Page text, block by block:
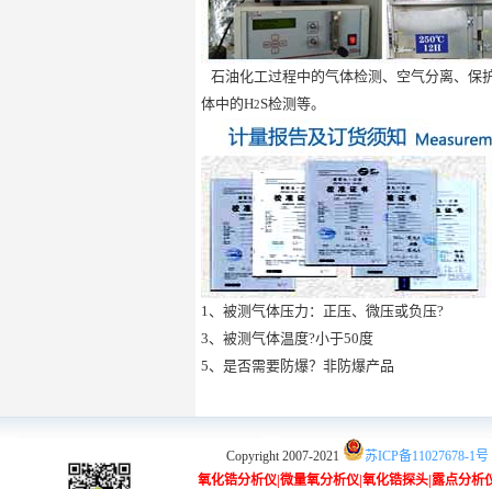
石油化工过程中的气体检测、空气分离、保
体中的H2S检测等。
1、被测气体压力：正压、微压或负压?
3、被测气体温度?小于50度
5、是否需要防爆？非防爆产品
Copyright 2007-2021
苏ICP备11027678-1号
氧化锆分析仪 微量氧分析仪 氧化锆探头 露点分析